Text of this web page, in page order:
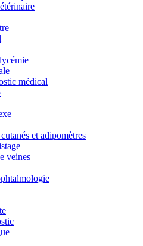
médical
et adipomètres
veines